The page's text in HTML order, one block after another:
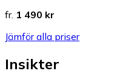
fr. 1 490 kr
Jämför alla priser
Insikter